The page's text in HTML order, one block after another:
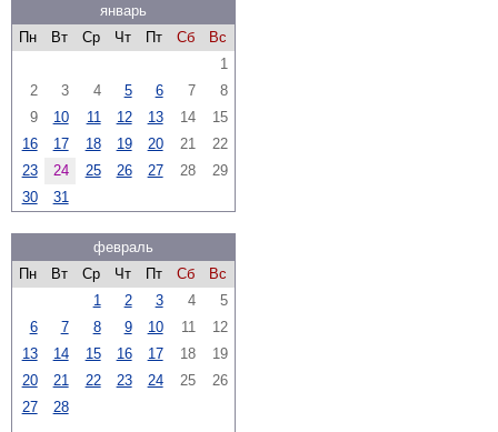
январь
Пн
Вт Ср Чт Пт Сб
Вс
1
2
3 4 5 6 7
8
9
10 11 12 13 14
15
16
17 18 19 20 21
22
23
24 25 26 27 28
29
30
31
февраль
Пн
Вт Ср Чт Пт Сб
Вс
1
2 3 4
5
6
7 8 9 10 11
12
13
14 15 16 17 18
19
20
21 22 23 24 25
26
27
28